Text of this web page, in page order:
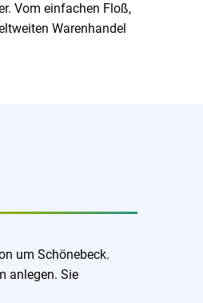
Vom einfachen Floß,
Warenhandel
um Schönebeck.
anlegen. Sie